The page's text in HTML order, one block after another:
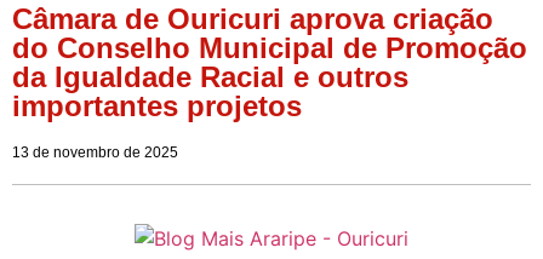
Câmara de Ouricuri aprova criação
do Conselho Municipal de Promoção
da Igualdade Racial e outros
importantes projetos
13 de novembro de 2025